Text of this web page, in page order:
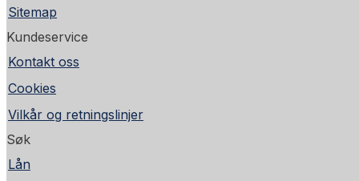
Sitemap
Kundeservice
Kontakt oss
Cookies
Vilkår og retningslinjer
Søk
Lån